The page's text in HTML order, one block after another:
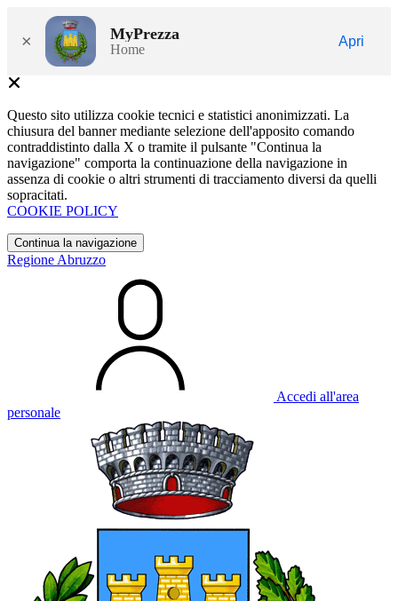
× MyPrezza
Home
Apri
Questo sito utilizza cookie tecnici e statistici anonimizzati. La
chiusura del banner mediante selezione dell'apposito comando
contraddistinto dalla X o tramite il pulsante "Continua la
navigazione" comporta la continuazione della navigazione in
assenza di cookie o altri strumenti di tracciamento diversi da quelli
sopracitati.
COOKIE POLICY
Continua la navigazione
Regione Abruzzo
Accedi all'area
personale